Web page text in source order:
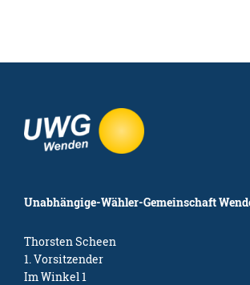
Unabhängige-Wähler-Gemeinschaft
Thorsten Scheen
1. Vorsitzender
Im Winkel 1